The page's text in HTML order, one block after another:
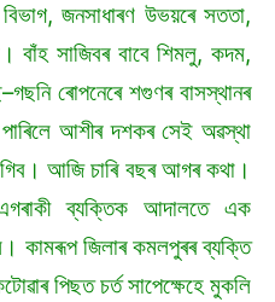
জনসাধাৰণ উভয়ৰে সততা,
বাঁহ সাজিবৰ বাবে শিমলু, কদম,
ৰোপনেৰে শগুণৰ বাসস্থানৰ
পাৰিলে আশীৰ দশকৰ সেই অৱস্থা
আজি চাৰি বছৰ আগৰ কথা।
ব্যক্তিক আদালতে এক
কামৰূপ জিলাৰ কমলপুৰৰ ব্যক্তি
পিছত চৰ্ত সাপেক্ষেহে মুকলি